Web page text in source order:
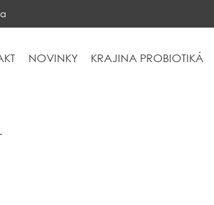
NOVINKY KRAJINA PROBIOTIKÁ